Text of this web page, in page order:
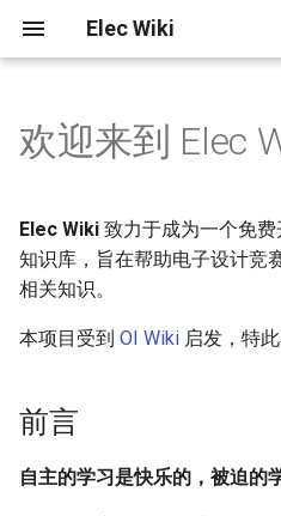
Elec Wiki
前言
联系我们
GPIO
多文件项目
volatile 修饰
时钟树
示波器
按键检测
欢迎来到 Elec
Elec Wiki 致力于成为一个免
知识库，旨在帮助电子设计竞
相关知识。
本项目受到 OI Wiki 启发，特此
前言
自主的学习是快乐的，被迫的